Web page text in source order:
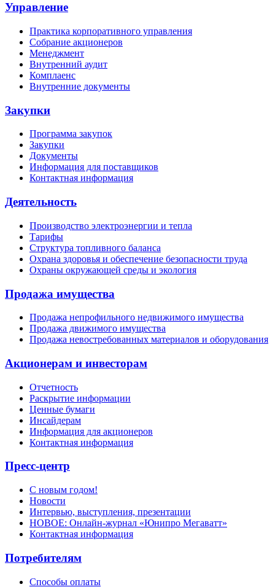
Управление
Практика корпоративного управления
Собрание акционеров
Менеджмент
Внутренний аудит
Комплаенс
Внутренние документы
Закупки
Программа закупок
Закупки
Документы
Информация для поставщиков
Контактная информация
Деятельность
Производство электроэнергии и тепла
Тарифы
Структура топливного баланса
Охрана здоровья и обеспечение безопасности труда
Охраны окружающей среды и экология
Продажа имущества
Продажа непрофильного недвижимого имущества
Продажа движимого имущества
Продажа невостребованных материалов и оборудования
Акционерам и инвесторам
Отчетность
Раскрытие информации
Ценные бумаги
Инсайдерам
Информация для акционеров
Контактная информация
Пресс-центр
С новым годом!
Новости
Интервью, выступления, презентации
НОВОЕ: Онлайн-журнал «Юнипро Мегаватт»
Контактная информация
Потребителям
Способы оплаты